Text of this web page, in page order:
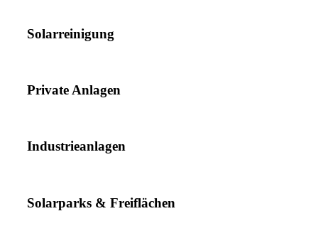
Solarreinigung
Private Anlagen
Industrieanlagen
Solarparks & Freiflächen